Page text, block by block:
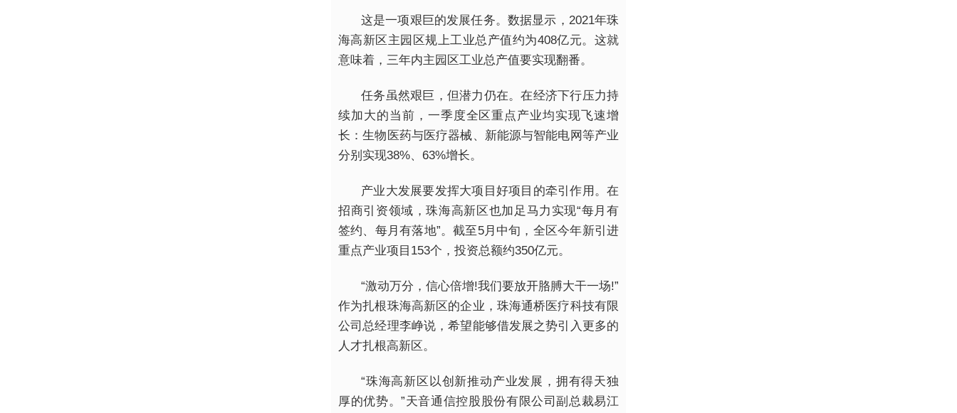
这是一项艰巨的发展任务。数据显示，2021年珠
海高新区主园区规上工业总产值约为408亿元。这就
意味着，三年内主园区工业总产值要实现翻番。
任务虽然艰巨，但潜力仍在。在经济下行压力持
续加大的当前，一季度全区重点产业均实现飞速增
长：生物医药与医疗器械、新能源与智能电网等产业
分别实现38%、63%增长。
产业大发展要发挥大项目好项目的牵引作用。在
招商引资领域，珠海高新区也加足马力实现“每月有
签约、每月有落地”。截至5月中旬，全区今年新引进
重点产业项目153个，投资总额约350亿元。
“激动万分，信心倍增!我们要放开胳膊大干一场!”
作为扎根珠海高新区的企业，珠海通桥医疗科技有限
公司总经理李峥说，希望能够借发展之势引入更多的
人才扎根高新区。
“珠海高新区以创新推动产业发展，拥有得天独
厚的优势。”天音通信控股股份有限公司副总裁易江